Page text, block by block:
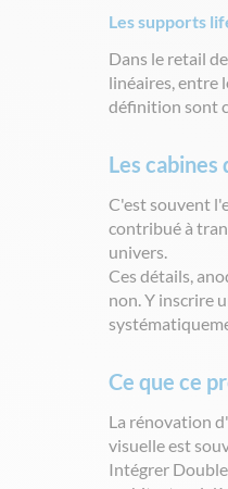
Les supports
Dans le retail
linéaires, entre
définition sont
Les
C'est souvent
contribué à
univers.
Ces détails,
non. Y inscrire
Ce que ce
La rénovation
visuelle est
Intégrer